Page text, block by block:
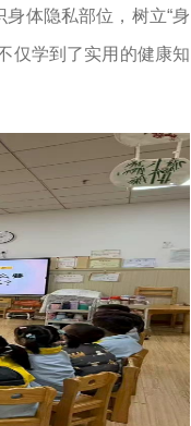
体隐私部位，树立“身
仅学到了实用的健康知